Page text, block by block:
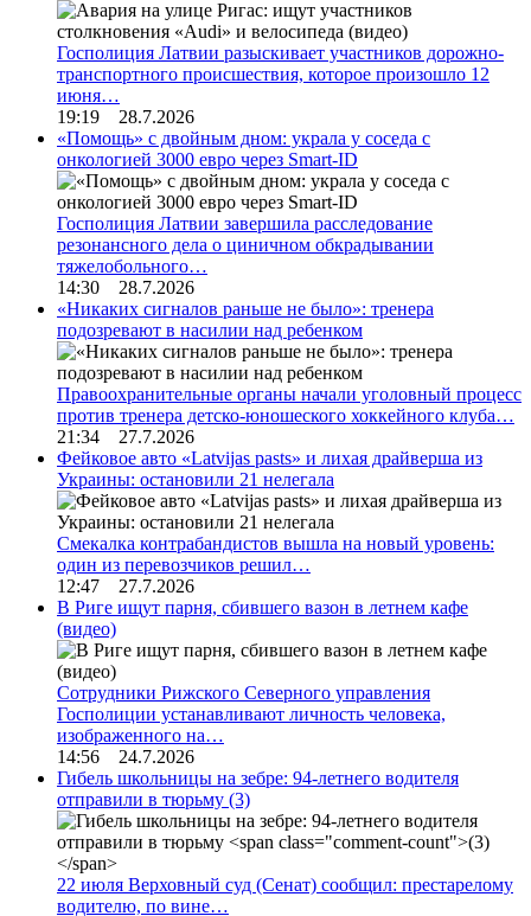
Госполиция Латвии разыскивает участников дорожно-
транспортного происшествия, которое произошло 12
июня…
19:19 28.7.2026
«Помощь» с двойным дном: украла у соседа с
онкологией 3000 евро через Smart-ID
Госполиция Латвии завершила расследование
резонансного дела о циничном обкрадывании
тяжелобольного…
14:30 28.7.2026
«Никаких сигналов раньше не было»: тренера
подозревают в насилии над ребенком
Правоохранительные органы начали уголовный процесс
против тренера детско-юношеского хоккейного клуба…
21:34 27.7.2026
Фейковое авто «Latvijas pasts» и лихая драйверша из
Украины: остановили 21 нелегала
Смекалка контрабандистов вышла на новый уровень:
один из перевозчиков решил…
12:47 27.7.2026
В Риге ищут парня, сбившего вазон в летнем кафе
(видео)
Сотрудники Рижского Северного управления
Госполиции устанавливают личность человека,
изображенного на…
14:56 24.7.2026
Гибель школьницы на зебре: 94-летнего водителя
отправили в тюрьму (3)
22 июля Верховный суд (Сенат) сообщил: престарелому
водителю, по вине…